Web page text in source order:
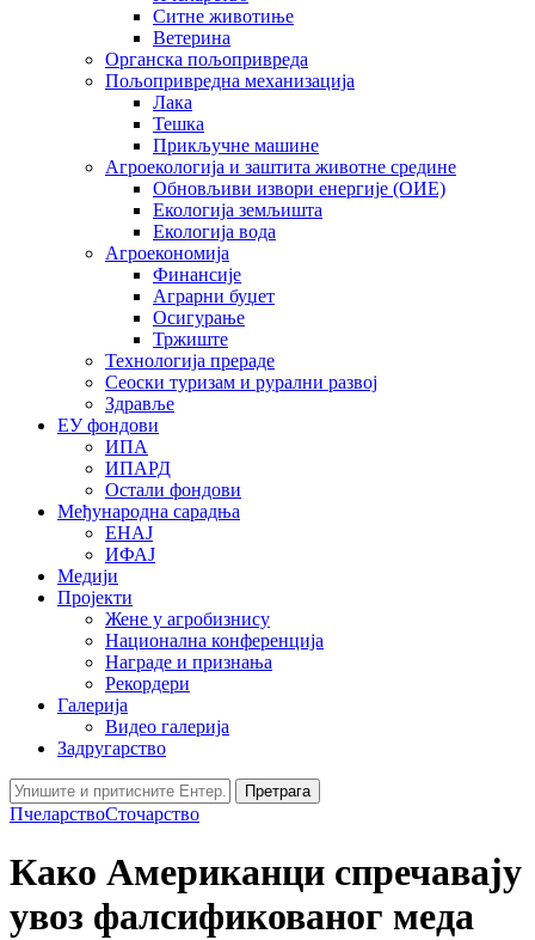
Ситне животиње
Ветерина
Органска пољопривреда
Пољопривредна механизација
Лака
Тешка
Прикључне машине
Агроекологија и заштита животне средине
Обновљиви извори енергије (ОИЕ)
Екологија земљишта
Екологија вода
Агроекономија
Финансије
Аграрни буџет
Осигурање
Тржиште
Технологија прераде
Сеоски туризам и рурални развој
Здравље
ЕУ фондови
ИПА
ИПАРД
Остали фондови
Међународна сарадња
ЕНАЈ
ИФАЈ
Медији
Пројекти
Жене у агробизнису
Национална конференција
Награде и признања
Рекордери
Галерија
Видео галерија
Задругарство
Претрага
ПчеларствоСточарство
Како Американци спречавају
увоз фалсификованог меда